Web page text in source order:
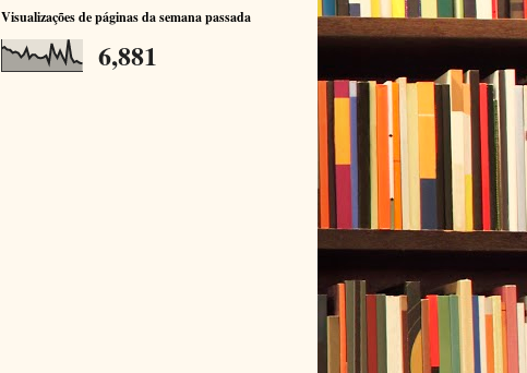
Visualizações de páginas da semana passada
6,881